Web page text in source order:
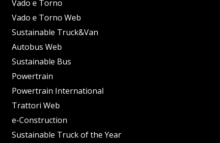
Vado e Torno
Vado e Torno Web
Sustainable Truck&Van
Autobus Web
Sustainable Bus
Powertrain
Powertrain International
Trattori Web
e-Construction
Sustainable Truck of the Year